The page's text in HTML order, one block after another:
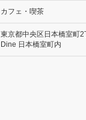
カフェ・喫茶
東京都中央区日本橋室
Dine 日本橋室町内